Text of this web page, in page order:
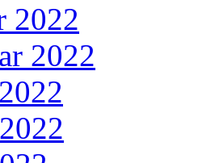
2022
2022